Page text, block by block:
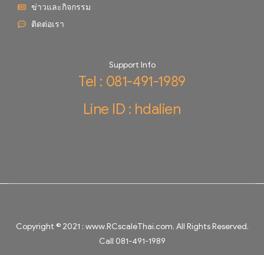
ข่าวและกิจกรรม
ติดต่อเรา
Support Info
Tel : 081-491-1989
Line ID : hdalien
Copyright © 2021 : www.RCscaleThai.com. All Rights Reserved.
Call 081-491-1989